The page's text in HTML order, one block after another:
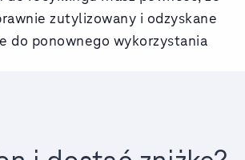
zutylizowany i odzyskane
do ponownego wykorzystania